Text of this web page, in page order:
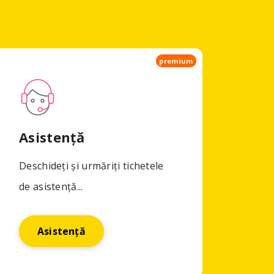
premium
Asistență
Deschideți și urmăriți tichetele
de asistență...
Asistență